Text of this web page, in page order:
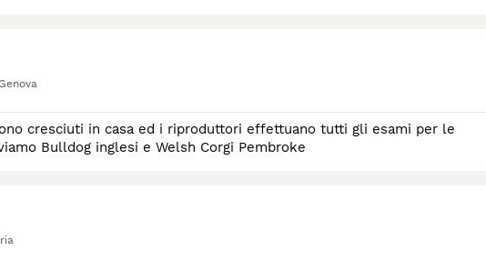
cresciuti in casa ed i riproduttori effettuano tutti gli esami per le
Bulldog inglesi e Welsh Corgi Pembroke